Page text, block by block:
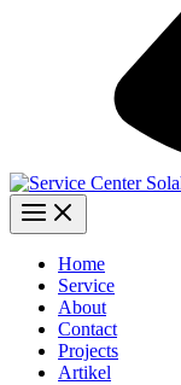
Home
Service
About
Contact
Projects
Artikel